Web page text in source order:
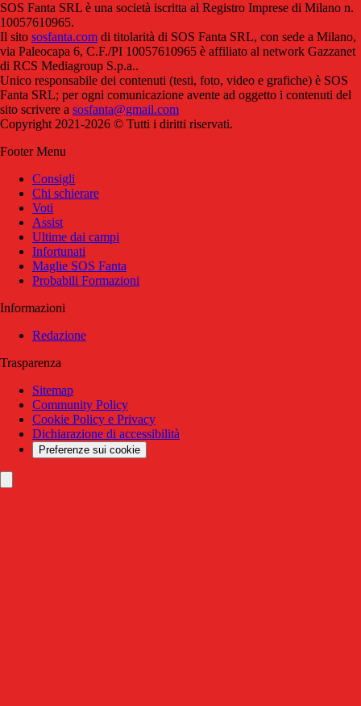
SOS Fanta SRL è una società iscritta al Registro Imprese di Milano n.
10057610965.
Il sito sosfanta.com di titolarità di SOS Fanta SRL, con sede a Milano,
via Paleocapa 6, C.F./PI 10057610965 è affiliato al network Gazzanet
di RCS Mediagroup S.p.a..
Unico responsabile dei contenuti (testi, foto, video e grafiche) è SOS
Fanta SRL; per ogni comunicazione avente ad oggetto i contenuti del
sito scrivere a sosfanta@gmail.com
Copyright 2021-2026 © Tutti i diritti riservati.
Footer Menu
Consigli
Chi schierare
Voti
Assist
Ultime dai campi
Infortunati
Maglie SOS Fanta
Probabili Formazioni
Informazioni
Redazione
Trasparenza
Sitemap
Community Policy
Cookie Policy e Privacy
Dichiarazione di accessibilità
Preferenze sui cookie